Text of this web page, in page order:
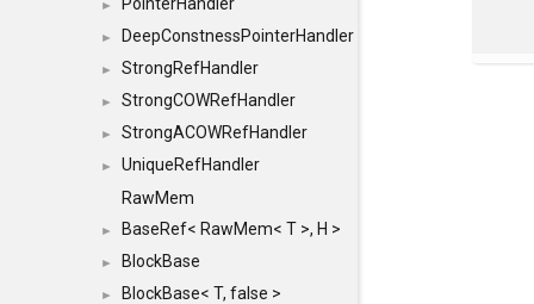
►
► DeepConstnessPointerHandler
► StrongRefHandler
► StrongCOWRefHandler
► StrongACOWRefHandler
►
UniqueRefHandler
RawMem
► BaseRef< RawMem< T >, H >
► BlockBase
► BlockBase< T, false >